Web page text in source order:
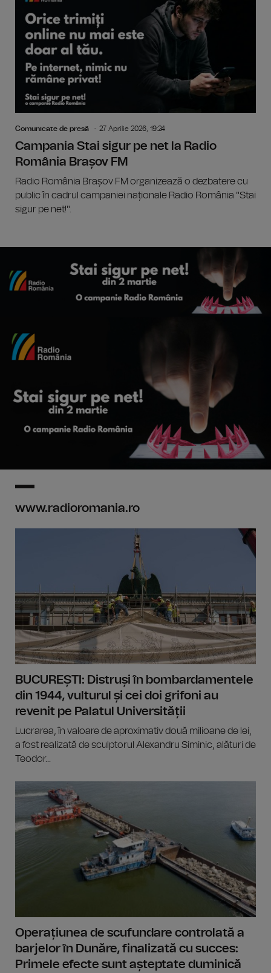
Comunicate de presă 27 Aprilie 2026, 19:24
Campania Stai sigur pe net la Radio
România Brașov FM
Radio România Brașov FM organizează o dezbatere cu
public în cadrul campaniei naționale Radio România "Stai
sigur pe net!".
www.radioromania.ro
BUCUREȘTI: Distruși în bombardamentele
din 1944, vulturul și cei doi grifoni au
revenit pe Palatul Universității
Lucrarea, în valoare de aproximativ două milioane de lei,
a fost realizată de sculptorul Alexandru Siminic, alături de
Teodor...
Operațiunea de scufundare controlată a
barjelor în Dunăre, finalizată cu succes:
Primele efecte sunt așteptate duminică